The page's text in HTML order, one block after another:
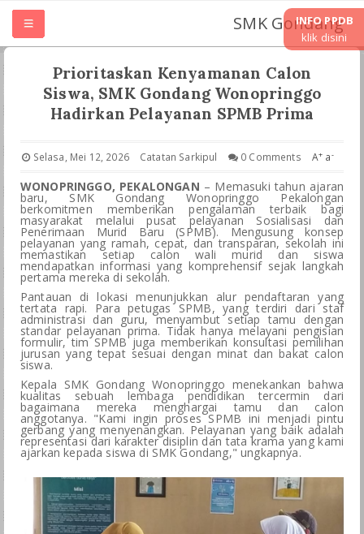
INFO PPDB
klik disini
SMK Gondang
TENTANG SMK
UNIT KERJA
JURUSAN
LASKURIN
TEFA & WIRAUSAHA
PKL PRAKRIN
BKK
LSP
GALERI
Prioritaskan Kenyamanan Calon
Siswa, SMK Gondang Wonopringgo
Hadirkan Pelayanan SPMB Prima
Selasa, Mei 12, 2026 Catatan Sarkipul 0 Comments A+ a-
WONOPRINGGO, PEKALONGAN – Memasuki tahun ajaran
baru, SMK Gondang Wonopringgo Pekalongan
berkomitmen memberikan pengalaman terbaik bagi
masyarakat melalui pusat pelayanan Sosialisasi dan
Penerimaan Murid Baru (SPMB). Mengusung konsep
pelayanan yang ramah, cepat, dan transparan, sekolah ini
memastikan setiap calon wali murid dan siswa
mendapatkan informasi yang komprehensif sejak langkah
pertama mereka di sekolah.
Pantauan di lokasi menunjukkan alur pendaftaran yang
tertata rapi. Para petugas SPMB, yang terdiri dari staf
administrasi dan guru, menyambut setiap tamu dengan
standar pelayanan prima. Tidak hanya melayani pengisian
formulir, tim SPMB juga memberikan konsultasi pemilihan
jurusan yang tepat sesuai dengan minat dan bakat calon
siswa.
Kepala SMK Gondang Wonopringgo menekankan bahwa
kualitas sebuah lembaga pendidikan tercermin dari
bagaimana mereka menghargai tamu dan calon
anggotanya. "Kami ingin proses SPMB ini menjadi pintu
gerbang yang menyenangkan. Pelayanan yang baik adalah
representasi dari karakter disiplin dan tata krama yang kami
ajarkan kepada siswa di SMK Gondang," ungkapnya.